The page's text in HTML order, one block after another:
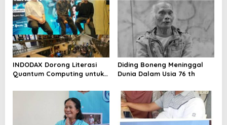
INDODAX Dorong Literasi
Quantum Computing untuk
Blockchain
Diding Boneng Meninggal
Dunia Dalam Usia 76 th